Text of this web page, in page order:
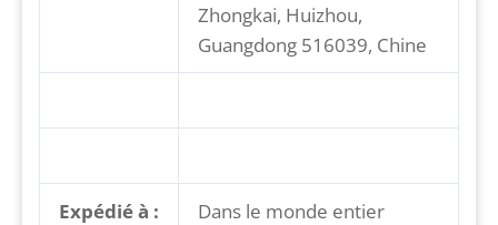
Zhongkai, Huizhou,
Guangdong 516039, Chine
Expédié à : Dans le monde entier